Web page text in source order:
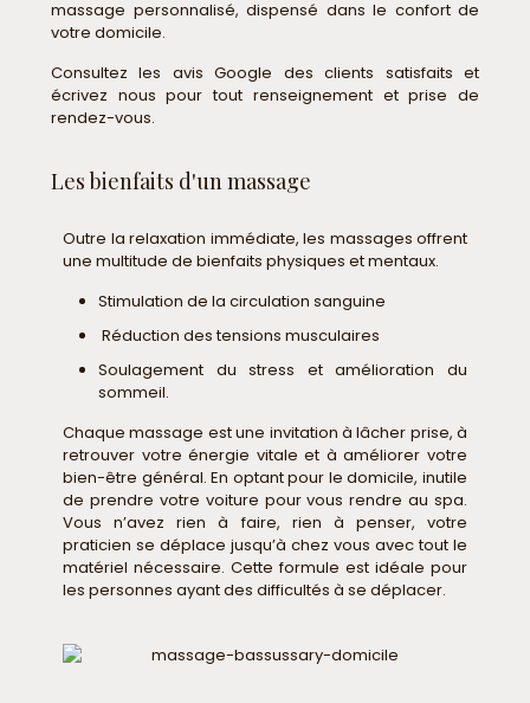
massage personnalisé, dispensé dans le confort de
votre domicile.
Consultez les avis Google des clients satisfaits et
écrivez nous pour tout renseignement et prise de
rendez-vous.
Les bienfaits d'un massage
Outre la relaxation immédiate, les massages offrent
une multitude de bienfaits physiques et mentaux.
Stimulation de la circulation sanguine
Réduction des tensions musculaires
Soulagement du stress et amélioration du
sommeil.
Chaque massage est une invitation à lâcher prise, à
retrouver votre énergie vitale et à améliorer votre
bien-être général. En optant pour le domicile, inutile
de prendre votre voiture pour vous rendre au spa.
Vous n’avez rien à faire, rien à penser, votre
praticien se déplace jusqu’à chez vous avec tout le
matériel nécessaire. Cette formule est idéale pour
les personnes ayant des difficultés à se déplacer.